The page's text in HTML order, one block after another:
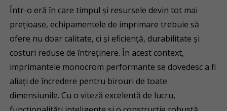
Într-o eră în care timpul și resursele devin tot mai
prețioase, echipamentele de imprimare trebuie să
ofere nu doar calitate, ci și eficiență, durabilitate și
costuri reduse de întreținere. În acest context,
imprimantele monocrom performante se dovedesc a fi
aliați de încredere pentru birouri de toate
dimensiunile. Cu o viteză excelentă de lucru,